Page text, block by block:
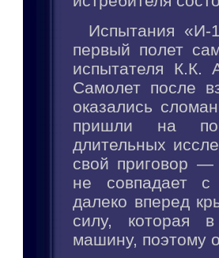
Испытания «И-
первый полет
испытателя К.К.
Самолет после
оказались
пришли на
длительных
свой приговор —
не совпадает с
далеко вперед
силу, которая
машину, поэтому